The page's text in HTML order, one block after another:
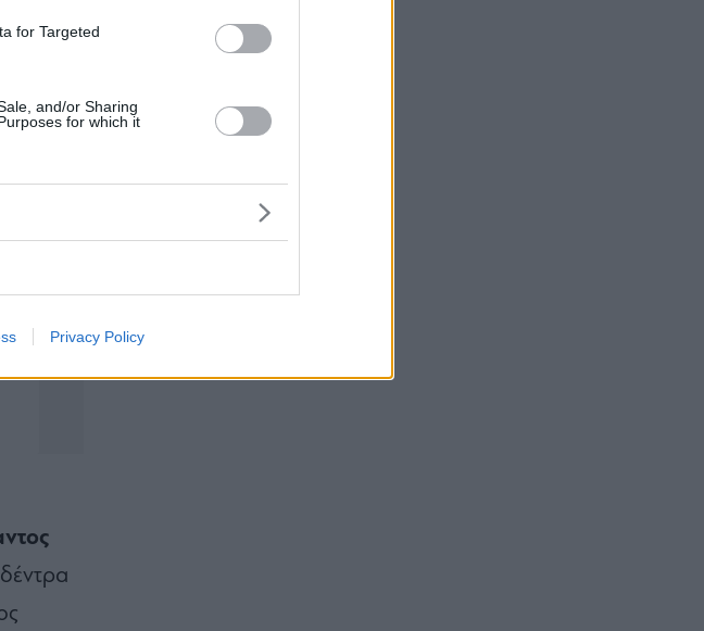
for Targeted
and/or Sharing
for which it
Privacy Policy